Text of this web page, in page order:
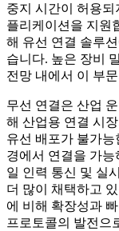
중지 시간이 허용되
플리케이션을 지원
해 유선 연결 솔루
습니다. 높은 장비
전망 내에서 이 부
무선 연결은 산업
해 산업용 연결 시
유선 배포가 불가
경에서 연결을 가
일 인력 통신 및 실
더 많이 채택하고
에 비해 확장성과
프로토콜의 발전으